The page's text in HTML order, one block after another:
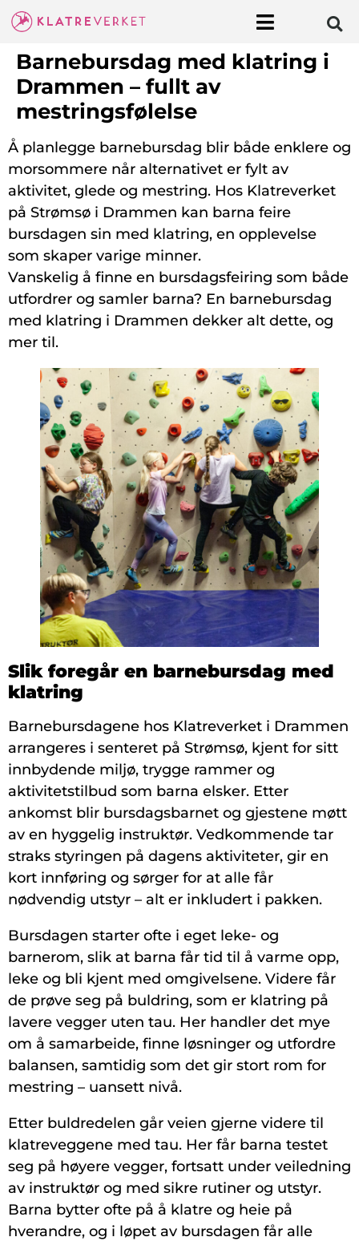
Barnebursdag med klatring i
Drammen – fullt av
mestringsfølelse
Å planlegge barnebursdag blir både enklere og
morsommere når alternativet er fylt av
aktivitet, glede og mestring. Hos Klatreverket
på Strømsø i Drammen kan barna feire
bursdagen sin med klatring, en opplevelse
som skaper varige minner.
Vanskelig å finne en bursdagsfeiring som både
utfordrer og samler barna? En barnebursdag
med klatring i Drammen dekker alt dette, og
mer til.
Slik foregår en barnebursdag med
klatring
Barnebursdagene hos Klatreverket i Drammen
arrangeres i senteret på Strømsø, kjent for sitt
innbydende miljø, trygge rammer og
aktivitetstilbud som barna elsker. Etter
ankomst blir bursdagsbarnet og gjestene møtt
av en hyggelig instruktør. Vedkommende tar
straks styringen på dagens aktiviteter, gir en
kort innføring og sørger for at alle får
nødvendig utstyr – alt er inkludert i pakken.
Bursdagen starter ofte i eget leke- og
barnerom, slik at barna får tid til å varme opp,
leke og bli kjent med omgivelsene. Videre får
de prøve seg på buldring, som er klatring på
lavere vegger uten tau. Her handler det mye
om å samarbeide, finne løsninger og utfordre
balansen, samtidig som det gir stort rom for
mestring – uansett nivå.
Etter buldredelen går veien gjerne videre til
klatreveggene med tau. Her får barna testet
seg på høyere vegger, fortsatt under veiledning
av instruktør og med sikre rutiner og utstyr.
Barna bytter ofte på å klatre og heie på
hverandre, og i løpet av bursdagen får alle